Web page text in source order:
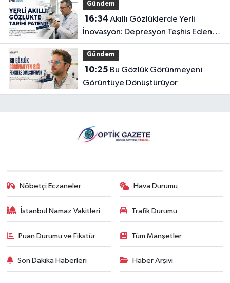
Gündem
16:34
İnovasyon: Depresyon Teşhis Eden
Gözlüğe Türkpatent Onayı
Gündem
10:25
Görüntüye Dönüştürüyor
Nöbetçi Eczaneler Hava Durumu
İstanbul Namaz Vakitleri Trafik Durumu
Puan Durumu ve Fikstür Tüm Manşetler
Son Dakika Haberleri Haber Arşivi